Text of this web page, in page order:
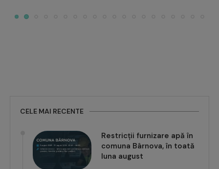
CELE MAI RECENTE
Restricții furnizare apă în
comuna Bârnova, în toată
luna august